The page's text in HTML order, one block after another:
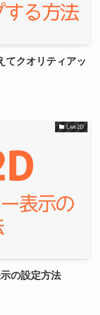
てクオリティアッ
Live2D
の設定方法